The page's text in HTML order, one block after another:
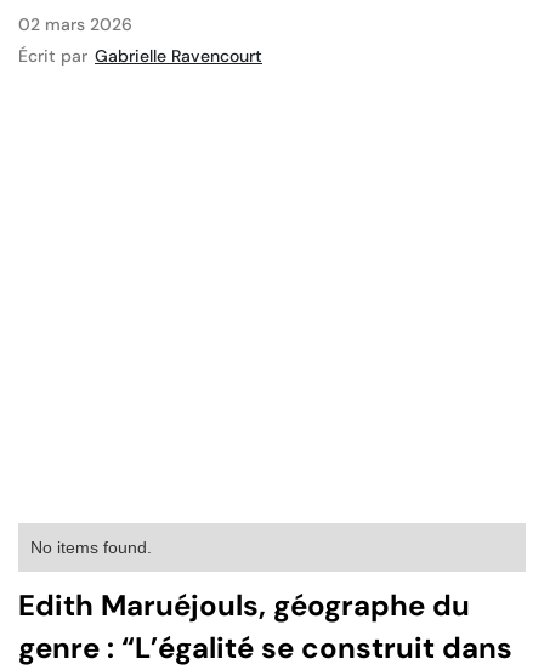
02 mars 2026
Écrit par Gabrielle Ravencourt
No items found.
Edith Maruéjouls, géographe du
genre : “L’égalité se construit dans